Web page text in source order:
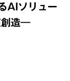
AIソリュー
創造―